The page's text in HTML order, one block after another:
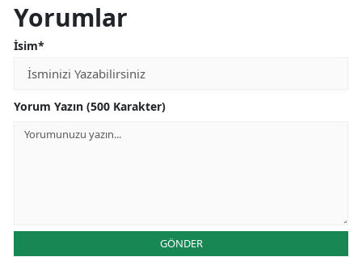
Yorumlar
İsim*
Yorum Yazın (500 Karakter)
GÖNDER